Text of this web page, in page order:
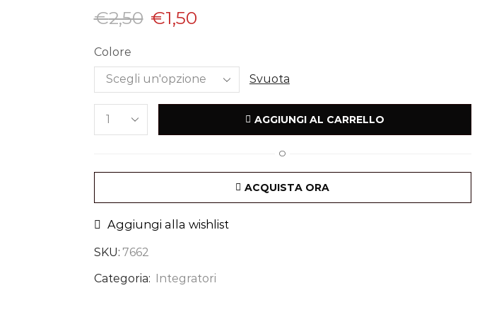
€2,50 €1,50
Colore
Svuota
AGGIUNGI AL CARRELLO
O
ACQUISTA ORA
Aggiungi alla wishlist
SKU: 7662
Categoria: Integratori